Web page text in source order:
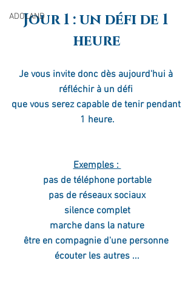
ADOLAND
Jour 1 : un défi de 1
heure
Je vous invite donc dès aujourd'hui à
réfléchir à un défi
que vous serez capable de tenir pendant
1 heure.
Exemples :
pas de téléphone portable
pas de réseaux sociaux
silence complet
marche dans la nature
être en compagnie d'une personne
écouter les autres ...